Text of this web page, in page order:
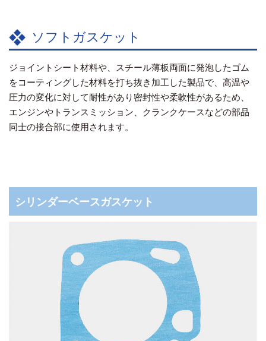
ソフトガスケット
ジョイントシート材料や、スチール薄板両面に発泡したゴム
をコーティングした材料を打ち抜き加工した製品で、高温や
圧力の変化に対して耐性があり密封性や柔軟性があるため、
エンジンやトランスミッション、クランクケースなどの部品
同士の接合部に使用されます。
シリンダーベースガスケット